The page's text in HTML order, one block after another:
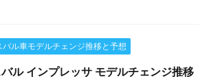
バル車モデルチェンジ推移と予想
バル インプレッサ モデルチェンジ推移